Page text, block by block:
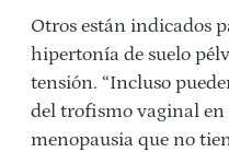
Otros están indicados
hipertonía de suelo
tensión. “Incluso
del trofismo vaginal en
menopausia que no